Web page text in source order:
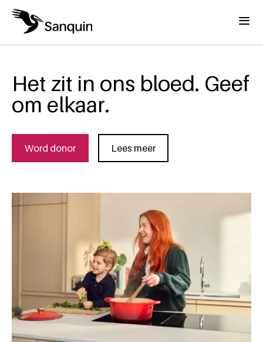
Overslaan en naar de inhoud gaan
Menu
Het zit in ons bloed. Geef
om elkaar.
Word donor Lees meer